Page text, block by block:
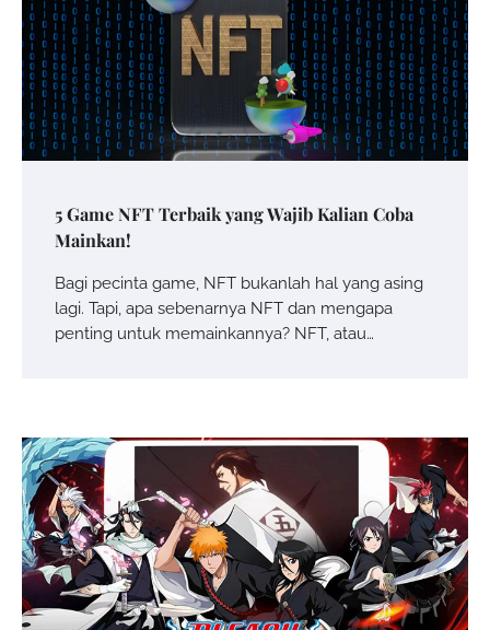
5 Game NFT Terbaik yang Wajib Kalian Coba
Mainkan!
Bagi pecinta game, NFT bukanlah hal yang asing
lagi. Tapi, apa sebenarnya NFT dan mengapa
penting untuk memainkannya? NFT, atau…